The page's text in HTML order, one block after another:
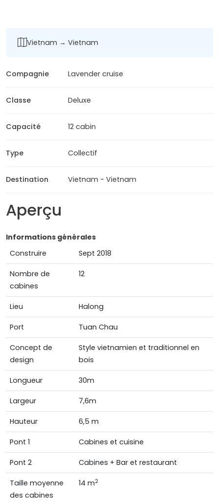
Vietnam → Vietnam
Compagnie Lavender cruise
Classe Deluxe
Capacité 12 cabin
Type Collectif
Destination Vietnam - Vietnam
Aperçu
Informations générales
Construire
Sept 2018
Nombre de
cabines
12
Lieu Halong
Port Tuan Chau
Concept de
design
Style vietnamien et traditionnel en
bois
Longueur 30m
Largeur 7,6m
Hauteur 6,5 m
Pont 1 Cabines et cuisine
Pont 2 Cabines + Bar et restaurant
Taille moyenne
des cabines
14 m2